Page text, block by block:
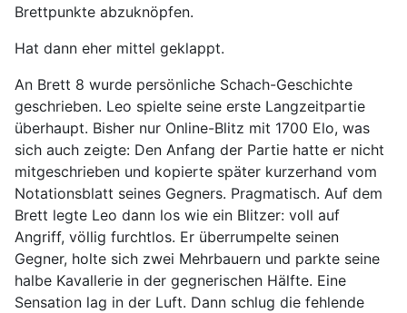
Brettpunkte abzuknöpfen.
Hat dann eher mittel geklappt.
An Brett 8 wurde persönliche Schach-Geschichte
geschrieben. Leo spielte seine erste Langzeitpartie
überhaupt. Bisher nur Online-Blitz mit 1700 Elo, was
sich auch zeigte: Den Anfang der Partie hatte er nicht
mitgeschrieben und kopierte später kurzerhand vom
Notationsblatt seines Gegners. Pragmatisch. Auf dem
Brett legte Leo dann los wie ein Blitzer: voll auf
Angriff, völlig furchtlos. Er überrumpelte seinen
Gegner, holte sich zwei Mehrbauern und parkte seine
halbe Kavallerie in der gegnerischen Hälfte. Eine
Sensation lag in der Luft. Dann schlug die fehlende